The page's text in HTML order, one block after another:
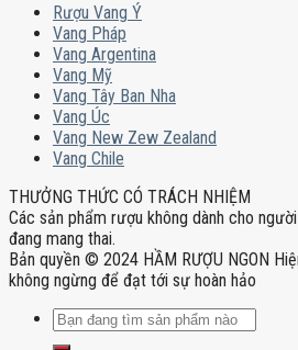
Rượu Vang Ý
Vang Pháp
Vang Argentina
Vang Mỹ
Vang Tây Ban Nha
Vang Úc
Vang New Zew Zealand
Vang Chile
THƯỞNG THỨC CÓ TRÁCH NHIỆM
Các sản phẩm rượu không dành cho
đang mang thai.
Bản quyền © 2024 HẦM RƯỢU NGON
không ngừng để đạt tới sự hoàn hảo
Tìm
kiếm: